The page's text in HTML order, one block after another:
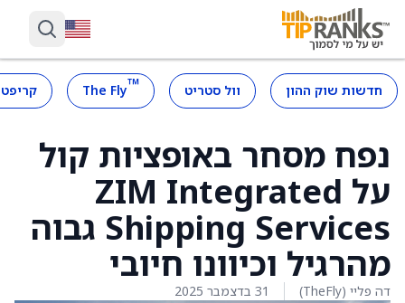
חדשות שוק ההון וול סטריט ™
The Fly
נפח מסחר באופציות קול
על ZIM Integrated
Shipping Services גבוה
מהרגיל וכיוונו חיובי
דה פליי (TheFly) 31 בדצמבר 2025